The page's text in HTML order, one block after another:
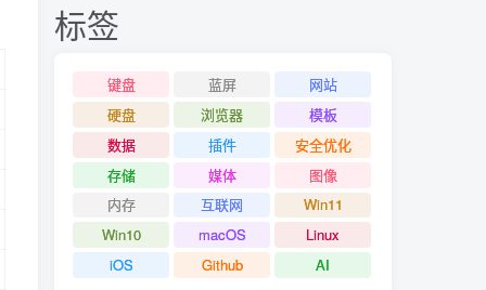
标签
键盘 蓝屏
网站
硬盘
浏览器
模板
数据
插件
安全优化
存储
媒体
图像
内存
互联网
Win11
Win10
macOS
Linux
iOS
Github AI